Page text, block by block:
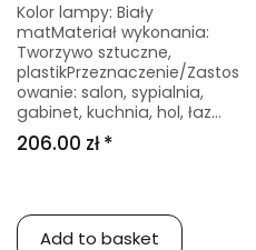
Kolor lampy: Biały
matMateriał wykonania:
Tworzywo sztuczne,
plastikPrzeznaczenie/Zastos
owanie: salon, sypialnia,
gabinet, kuchnia, hol, łaz...
206.00 zł *
Add to basket